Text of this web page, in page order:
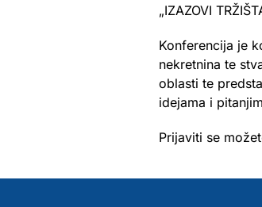
„IZAZOVI
Konferencija je
nekretnina te
oblasti te
idejama i
Prijaviti se